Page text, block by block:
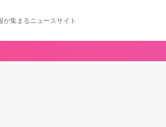
集まるニュースサイト